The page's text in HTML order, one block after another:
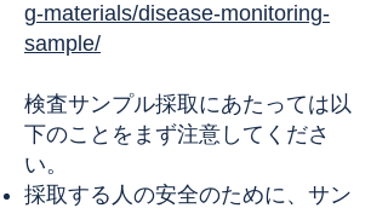
g-materials/disease-monitoring-
sample/
検査サンプル採取にあたっては以
下のことをまず注意してくださ
い。
採取する人の安全のために、サン